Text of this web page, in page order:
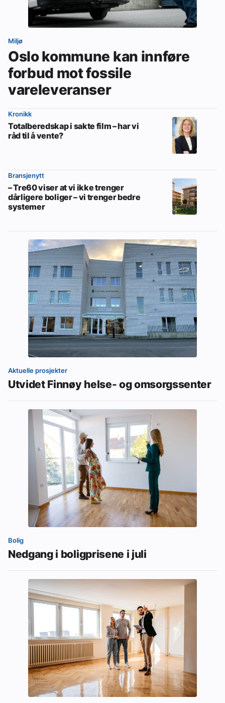
Miljø
Oslo kommune kan innføre
forbud mot fossile
vareleveranser
Kronikk
Totalberedskap i sakte film – har vi
råd til å vente?
Bransjenytt
– Tre60 viser at vi ikke trenger
dårligere boliger – vi trenger bedre
systemer
Aktuelle prosjekter
Utvidet Finnøy helse- og omsorgssenter
Bolig
Nedgang i boligprisene i juli